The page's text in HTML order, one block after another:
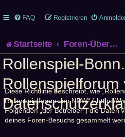
FAQ Registrieren
Startseite Foren-Übersicht
Rollenspiel-
Rollenspielforum
Diese Richtlinie beschreibt, wie
Rollenspielforum von NRW“ („https://
Folgenden „der Betreiber“) die Daten
deines Foren-Besuchs gesammelt